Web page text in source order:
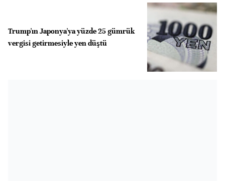
Trump'ın Japonya'ya yüzde 25 gümrük
vergisi getirmesiyle yen düştü